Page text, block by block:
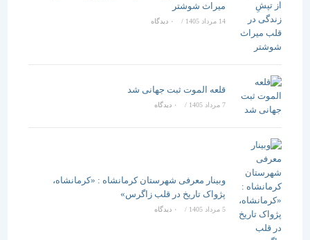
میراث شوشتر
14 مرداد 1405 / ۰ دیدگاه
قلعه الموت ثبت جهانی شد
/ ۰ دیدگاه
وبینار معرفی شهرستان کرمانشاه : «کرمانشاه،
پژواک تاریخ در قلب زاگرس»
5 مرداد 1405 / ۰ دیدگاه